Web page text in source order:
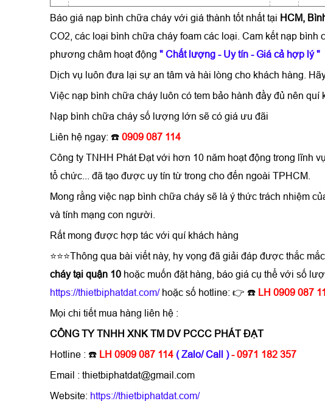
Báo giá nạp bình chữa cháy với giá thành tốt nhất tại HCM,
CO2, các loại bình chữa cháy foam các loại. Cam kết nạp
phương châm hoạt động " Chất lượng - Uy tín - Giá cả hợp lý "
Dịch vụ luôn đưa lại sự an tâm và hài lòng cho khách hàng.
Việc nạp bình chữa cháy luôn có tem bảo hành đầy đủ nên quí
Nạp bình chữa cháy số lượng lớn sẽ có giá ưu đãi
Liên hệ ngay: ☎️ 0909 087 114
Công ty TNHH Phát Đạt với hơn 10 năm hoạt động trong lĩnh
tổ chức... đã tạo được uy tín từ trong cho đến ngoài TPHCM.
Mong rằng việc nạp bình chữa cháy sẽ là ý thức trách nhiệm
và tính mạng con người.
Rất mong được hợp tác với quí khách hàng
⭐⭐⭐Thông qua bài viết này, hy vọng đã giải đáp được thắc
cháy tại quận 1 0 hoặc muốn đặt hàng, báo giá cụ thể với số
https://thietbiphatdat.com/ hoặc số hotline: 👉 ☎️ LH 0909 087
Mọi chi tiết mua hàng liên hệ :
CÔNG TY TNHH XNK TM DV PCCC PHÁT ĐẠT
Hotline : ☎️ LH 0909 087 114 ( Zalo/ Call )- 0971 182 357
Email : thietbiphatdat@gmail.com
Website: https://thietbiphatdat.com/